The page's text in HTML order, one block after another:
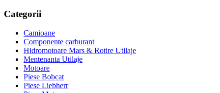
Categorii
Camioane
Componente carburant
Hidromotoare Mars & Rotire Utilaje
Mentenanta Utilaje
Motoare
Piese Bobcat
Piese Liebherr